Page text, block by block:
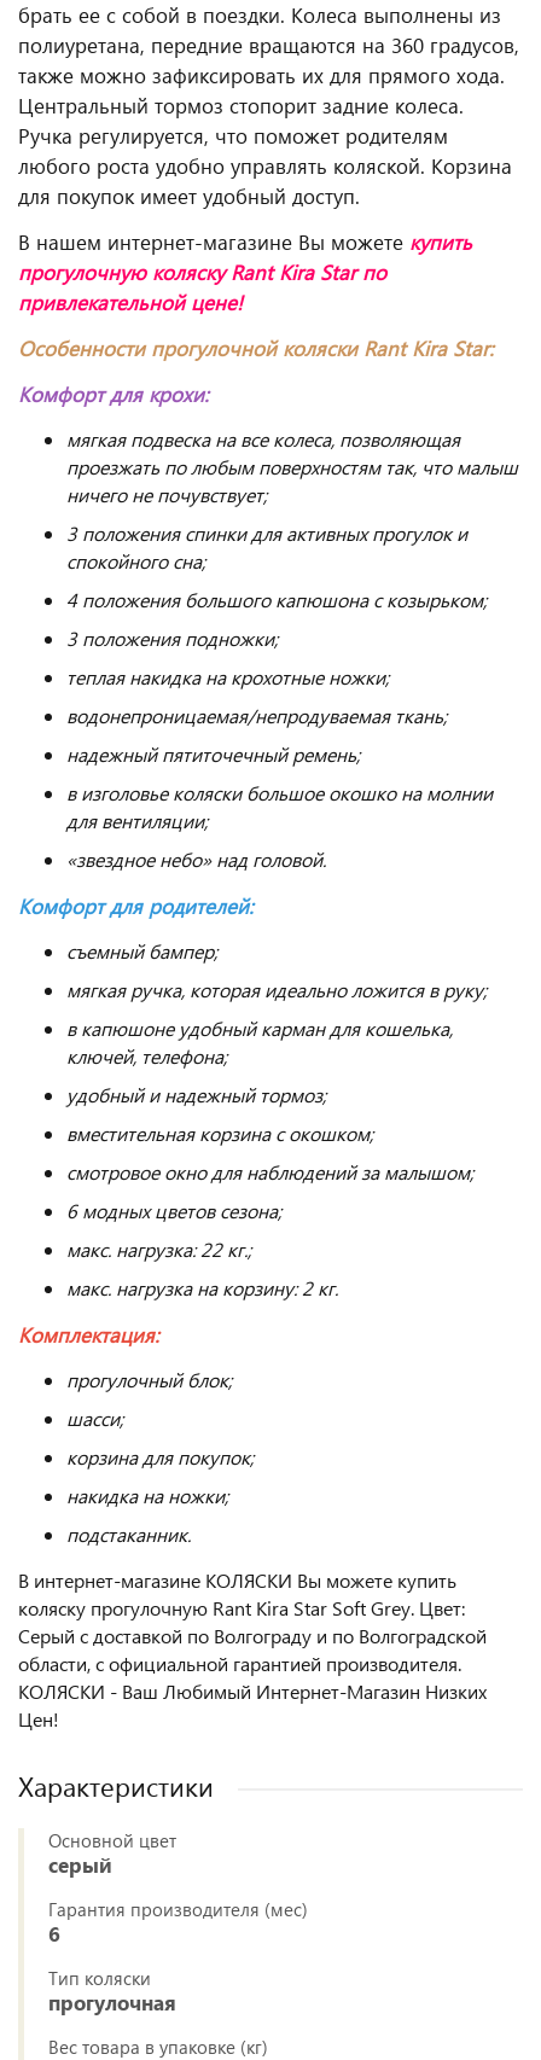
брать ее с собой в поездки. Колеса выполнены из
полиуретана, передние вращаются на 360 градусов,
также можно зафиксировать их для прямого хода.
Центральный тормоз стопорит задние колеса.
Ручка регулируется, что поможет родителям
любого роста удобно управлять коляской. Корзина
для покупок имеет удобный доступ.
В нашем интернет-магазине Вы можете купить
прогулочную коляску Rant Kira Starпо
привлекательной цене!
Особенности прогулочной коляски Rant Kira Star:
Комфорт для крохи:
мягкая подвеска на все колеса, позволяющая
проезжать по любым поверхностям так, что малыш
ничего не почувствует;
3 положения спинки для активных прогулок и
спокойного сна;
4 положения большого капюшона с козырьком;
3 положения подножки;
теплая накидка на крохотные ножки;
водонепроницаемая/непродуваемая ткань;
надежный пятиточечный ремень;
в изголовье коляски большое окошко на молнии
для вентиляции;
«звездное небо» над головой.
Комфорт для родителей:
съемный бампер;
мягкая ручка, которая идеально ложится в руку;
в капюшоне удобный карман для кошелька,
ключей, телефона;
удобный и надежный тормоз;
вместительная корзина с окошком;
смотровое окно для наблюдений за малышом;
6 модных цветов сезона;
макс. нагрузка: 22 кг.;
макс. нагрузка на корзину: 2 кг.
Комплектация:
прогулочный блок;
шасси;
корзина для покупок;
накидка на ножки;
подстаканник.
В интернет-магазине КОЛЯСКИ Вы можете купить
коляску прогулочную Rant Kira Star Soft Grey. Цвет:
Серый с доставкой по Волгограду и по Волгоградской
области, с официальной гарантией производителя.
КОЛЯСКИ - Ваш Любимый Интернет-Магазин Низких
Цен!
Характеристики
Основной цвет
серый
Гарантия производителя (мес)
6
Тип коляски
прогулочная
Вес товара в упаковке (кг)